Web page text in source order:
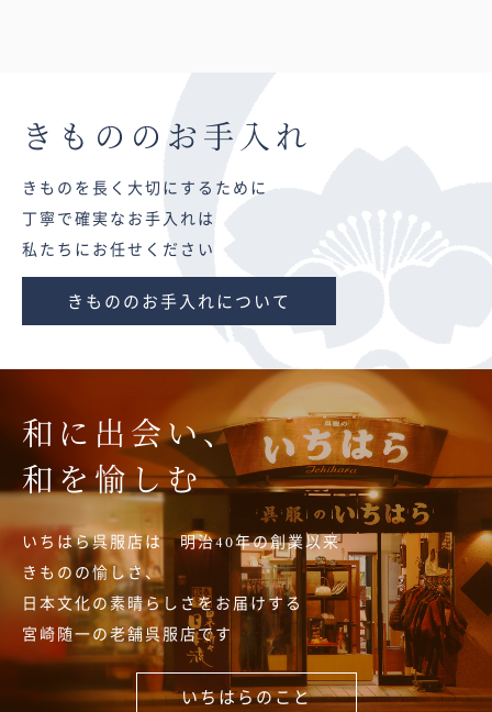
きものの お手入れ
きものを長く大切にするために
丁寧で確実なお手入れは
私たちにお任せください
きもののお手入れについて
和に出会い、
和を愉しむ
いちはら呉服店は 明治40年の創業以来
きものの愉しさ、
日本文化の素晴らしさをお届けする
宮崎随一の老舗呉服店です
いちはらのこと